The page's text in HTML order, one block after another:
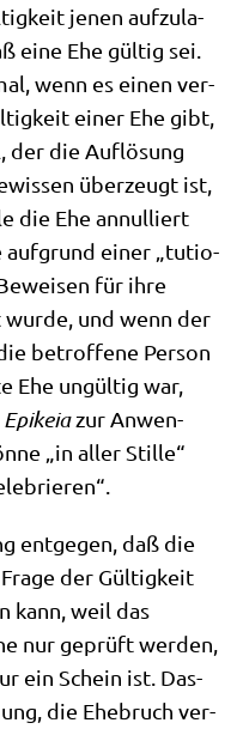
jenen auf­zu­la­
eine Ehe gül­tig sei.
wenn es einen ver­
einer Ehe gibt,
der die Auf­lö­sung
über­zeugt ist,
die Ehe annul­liert
auf­grund einer „tutio­
für ihre
und wenn der
betrof­fe­ne Per­son
Ehe ungül­tig war,
Epi­keiazur Anwen­
„in aller Stil­le“
ent­ge­gen, daß die
der Gül­tig­keit
kann, weil das
nur geprüft wer­den,
ein Schein ist. Das­
die Ehe­bruch ver­